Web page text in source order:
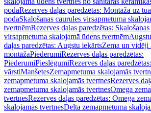
podaRezerves daļas paredzētas: Montāža uz
podaSkalošanas caurules virsapmetuma
tvertnēmRezerves daļas paredzētas:
virsapmetuma skalojamā ūdens tvertnēm
daļas paredzētas: Augstu iekārtsZema un vidēji
montāžaPiederumiRezerves daļas paredzētas:
PiederumiPieslēgumiRezerves daļas
vārstiManšetesZemapmetuma skalojamās
zemapmetuma skalojamās tvertnesRezerves
zemapmetuma skalojamās tvertnesOmega
tvertnesRezerves daļas paredzētas: Omega
skalojamās tvertnesDelta zemapmetuma